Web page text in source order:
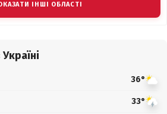
ІНШІ ОБЛАСТІ
36°
33°